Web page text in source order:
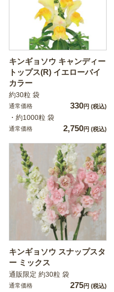
キンギョソウ キャンディー
トップス(R) イエローバイ
カラー
約30粒 袋
通常価格 330円 (税込)
・約1000粒 袋
通常価格 2,750円 (税込)
キンギョソウ スナップスタ
ー ミックス
通販限定 約30粒 袋
通常価格 275円 (税込)